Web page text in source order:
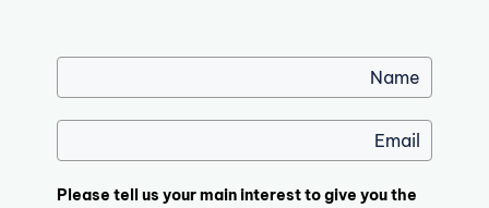
Please tell us your main interest to give you the